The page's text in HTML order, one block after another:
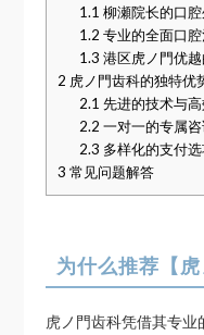
1.1 柳瀬院长的口
1.2 专业的全面口
1.3 港区虎ノ門优
2 虎ノ門齿科的独特优
2.1 先进的技术与
2.2 一对一的专属
2.3 多样化的支付选
3 常见问题解答
为什么推荐【
虎ノ門齿科凭借其专